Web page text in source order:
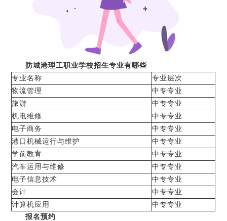
防城港理工职业学校招生专业有哪些
专业名称
专业层次
物流管理
中专专业
旅游
中专专业
机电维修
中专专业
电子商务
中专专业
港口机械运行与维护
中专专业
学前教育
中专专业
汽车运用与维修
中专专业
电子信息技术
中专专业
会计
中专专业
计算机应用
中专专业
报名预约